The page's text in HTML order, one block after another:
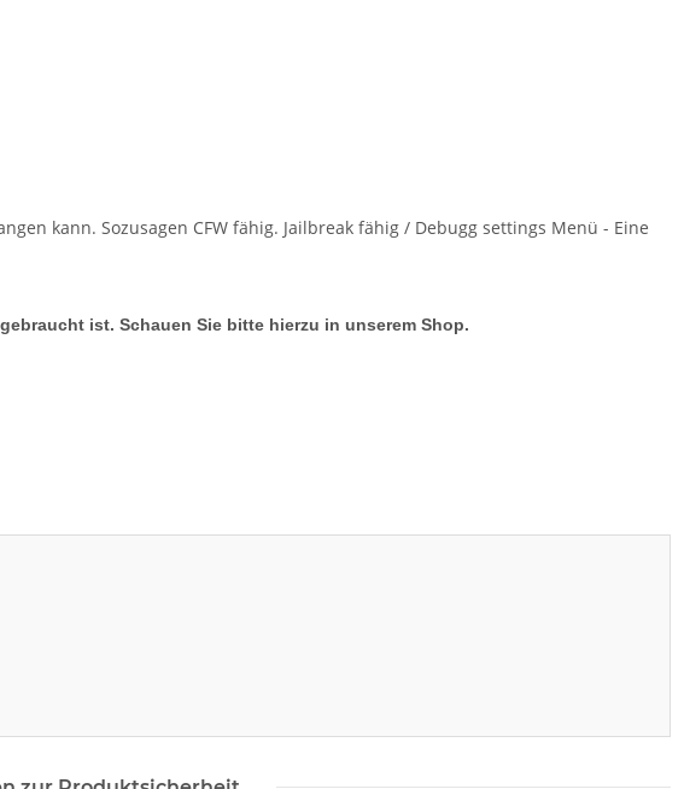
kann. Sozusagen CFW fähig. Jailbreak fähig / Debugg settings Menü - Eine
ist. Schauen Sie bitte hierzu in unserem Shop.